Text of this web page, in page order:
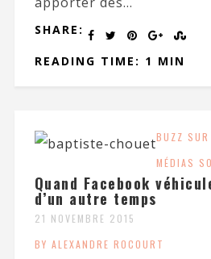
SHARE:
READING TIME: 1 MIN
BUZZ SUR
MÉDIAS
Quand Facebook
d’un autre temps
21 NOVEMBRE 2015
BY ALEXANDRE ROCOURT